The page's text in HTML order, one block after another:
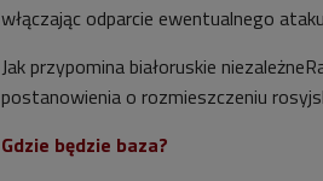
włączając odparcie ewentualnego
Jak przypomina białoruskie
postanowienia o rozmieszczeniu
Gdzie będzie baza?